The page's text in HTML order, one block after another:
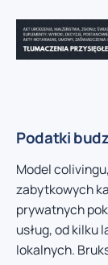
Podatki
Model
zabytkowych
prywatnych
usług, od kilku
lokalnych.